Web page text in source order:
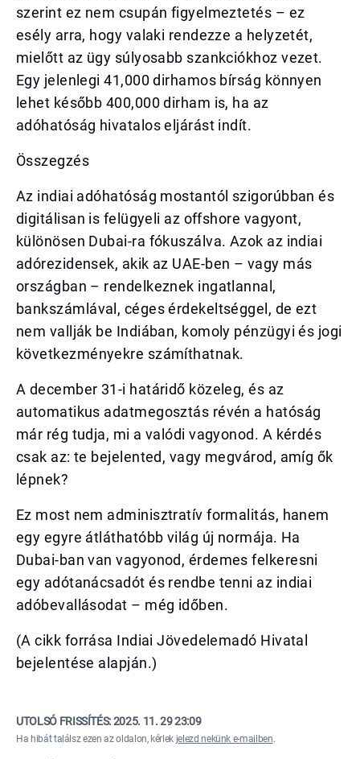
szerint ez nem csupán figyelmeztetés – ez
esély arra, hogy valaki rendezze a helyzetét,
mielőtt az ügy súlyosabb szankciókhoz vezet.
Egy jelenlegi 41,000 dirhamos bírság könnyen
lehet később 400,000 dirham is, ha az
adóhatóság hivatalos eljárást indít.
Összegzés
Az indiai adóhatóság mostantól szigorúbban és
digitálisan is felügyeli az offshore vagyont,
különösen Dubai-ra fókuszálva. Azok az indiai
adórezidensek, akik az UAE-ben – vagy más
országban – rendelkeznek ingatlannal,
bankszámlával, céges érdekeltséggel, de ezt
nem vallják be Indiában, komoly pénzügyi és jogi
következményekre számíthatnak.
A december 31-i határidő közeleg, és az
automatikus adatmegosztás révén a hatóság
már rég tudja, mi a valódi vagyonod. A kérdés
csak az: te bejelented, vagy megvárod, amíg ők
lépnek?
Ez most nem adminisztratív formalitás, hanem
egy egyre átláthatóbb világ új normája. Ha
Dubai-ban van vagyonod, érdemes felkeresni
egy adótanácsadót és rendbe tenni az indiai
adóbevallásodat – még időben.
(A cikk forrása Indiai Jövedelemadó Hivatal
bejelentése alapján.)
UTOLSÓ FRISSÍTÉS:2025. 11. 29 23:09
Ha hibát találsz ezen az oldalon, kérlek jelezd nekünk e-mailben.